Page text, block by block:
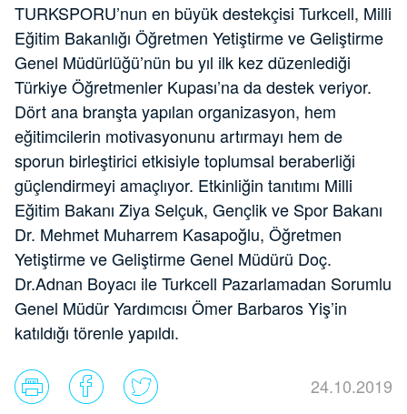
TURKSPORU’nun en büyük destekçisi Turkcell, Milli
Eğitim Bakanlığı Öğretmen Yetiştirme ve Geliştirme
Genel Müdürlüğü’nün bu yıl ilk kez düzenlediği
Türkiye Öğretmenler Kupası’na da destek veriyor.
Dört ana branşta yapılan organizasyon, hem
eğitimcilerin motivasyonunu artırmayı hem de
sporun birleştirici etkisiyle toplumsal beraberliği
güçlendirmeyi amaçlıyor. Etkinliğin tanıtımı Milli
Eğitim Bakanı Ziya Selçuk, Gençlik ve Spor Bakanı
Dr. Mehmet Muharrem Kasapoğlu, Öğretmen
Yetiştirme ve Geliştirme Genel Müdürü Doç.
Dr.Adnan Boyacı ile Turkcell Pazarlamadan Sorumlu
Genel Müdür Yardımcısı Ömer Barbaros Yiş’in
katıldığı törenle yapıldı.
24.10.2019